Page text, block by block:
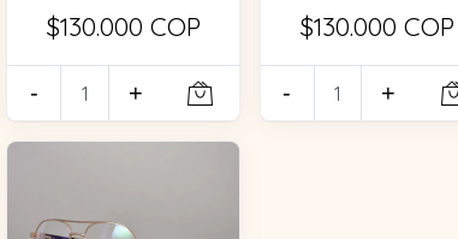
$130.000 COP
- +
$130.000 COP
- +